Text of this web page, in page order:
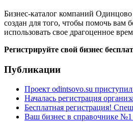
Бизнес-каталог компаний
создан для того, чтобы помочь вам
использовать свое драгоценное
Регистрируйте свой бизнес
Публикации
Проект odintsovo.su приступил
Началась регистрация
Бесплатная регистрация!
Ваш бизнес в справочнике